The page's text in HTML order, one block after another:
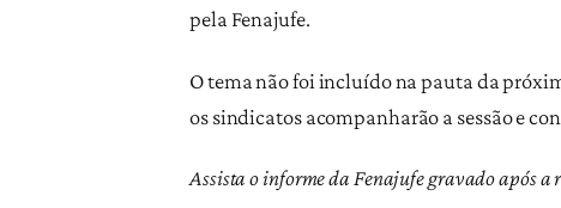
pela Fenajufe.
O tema não foi incluído na pauta da
os sindicatos acompanharão a sessão e
Assista o informe da Fenajufe gravado após a